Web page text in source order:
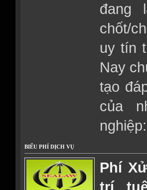
đang
chốt/
uy tín
Nay
tạo
của
nghiệp:
BIỂU PHÍ DỊCH VỤ
Phí